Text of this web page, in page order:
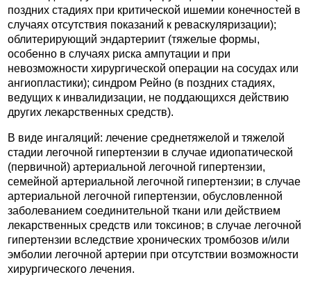
поздних стадиях при критической ишемии конечностей в
случаях отсутствия показаний к реваскуляризации);
облитерирующий эндартериит (тяжелые формы,
особенно в случаях риска ампутации и при
невозможности хирургической операции на сосудах или
ангиопластики); синдром Рейно (в поздних стадиях,
ведущих к инвалидизации, не поддающихся действию
других лекарственных средств).
В виде ингаляций: лечение среднетяжелой и тяжелой
стадии легочной гипертензии в случае идиопатической
(первичной) артериальной легочной гипертензии,
семейной артериальной легочной гипертензии; в случае
артериальной легочной гипертензии, обусловленной
заболеванием соединительной ткани или действием
лекарственных средств или токсинов; в случае легочной
гипертензии вследствие хронических тромбозов и/или
эмболии легочной артерии при отсутствии возможности
хирургического лечения.